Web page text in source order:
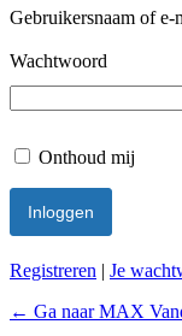
Gebruikersnaam of e-
Wachtwoord
Onthoud mij
Registreren | Je
← Ga naar MAX